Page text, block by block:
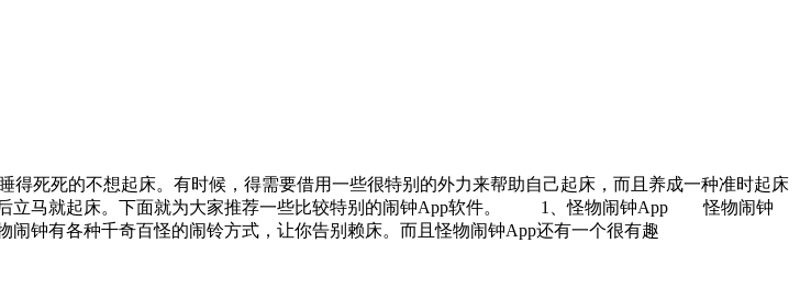
死死的不想起床。有时候，得需要借用一些很特别的外力来帮助自己起床，而且养成一种准时起床
后立马就起床。下面就为大家推荐一些比较特别的闹钟App软件。 1、怪物闹钟App 怪物闹钟
钟有各种千奇百怪的闹铃方式，让你告别赖床。而且怪物闹钟App还有一个很有趣